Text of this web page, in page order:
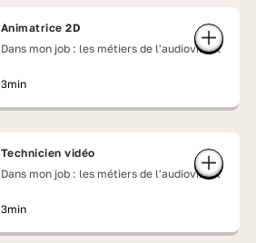
Animatrice 2D
Dans mon job : les métiers de l'audiovisuel
3min
Technicien vidéo
Dans mon job : les métiers de l'audiovisuel
3min